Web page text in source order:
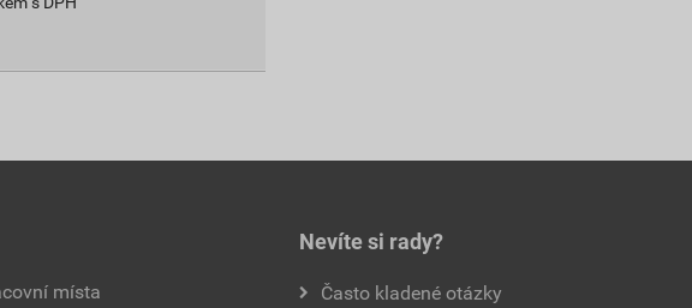
místa
Nevíte si rady?
Často kladené otázky